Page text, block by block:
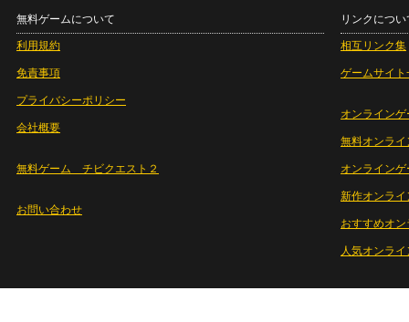
無料ゲームについて
利用規約
免責事項
プライバシーポリシー
会社概要
無料ゲーム チビクエスト２
お問い合わせ
リンクについ
相互リンク集
ゲームサイト
オンラインゲ
無料オンライ
オンライン
新作オンライ
おすすめオ
人気オンラ